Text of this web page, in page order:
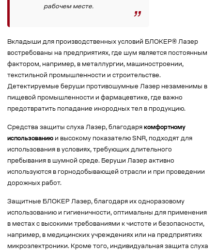
рабочем месте.
Вкладыши для производственных условий БЛОКЕР® Лазер
востребованы на предприятиях, где шум является постоянным
фактором, например, в металлургии, машиностроении,
текстильной промышленности и строительстве.
Детектируемые беруши противошумные Лазер незаменимы в
пищевой промышленности и фармацевтике, где важно
предотвратить попадание инородных тел в продукцию.
Средства защиты слуха Лазер, благодаря комфортному
использованию и высокому показателю SNR, подходят для
использования в условиях, требующих длительного
пребывания в шумной среде. Беруши Лазер активно
используются в горнодобывающей отрасли и при проведении
дорожных работ.
Защитные БЛОКЕР Лазер, благодаря их одноразовому
использованию и гигиеничности, оптимальны для применения
в местах с высокими требованиями к чистоте и безопасности,
например, в медицинских учреждениях или на предприятиях
микроэлектроники. Кроме того, индивидуальная защита слуха